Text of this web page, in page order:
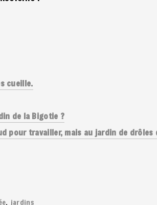
cueille.
de la Bigotie ?
pour travailler, mais au jardin de
jardins